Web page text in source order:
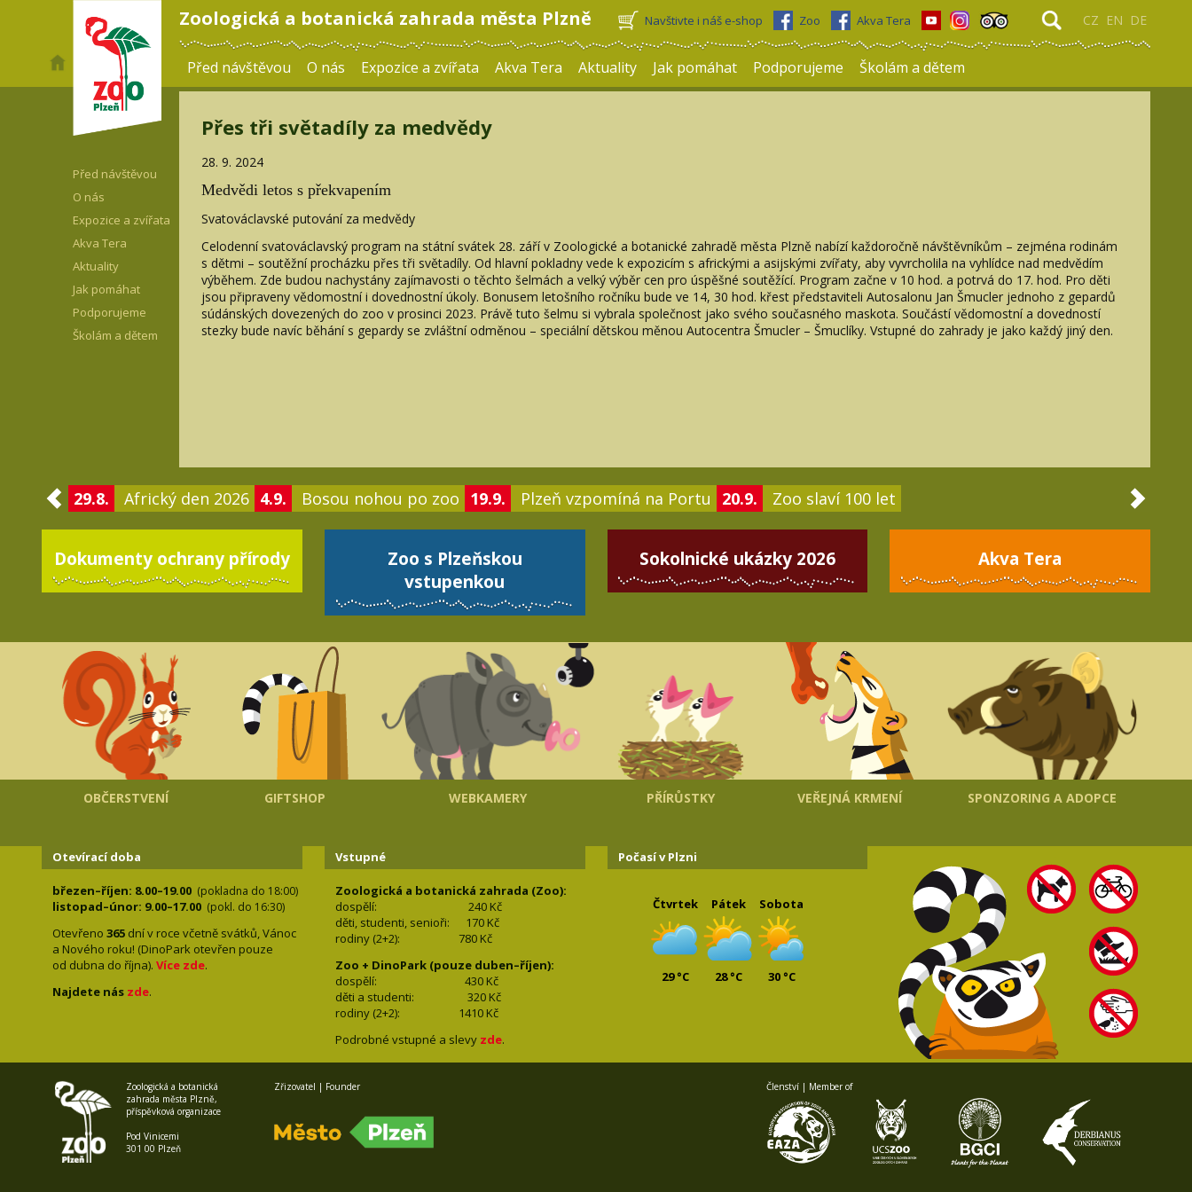
Zoologická a botanická zahrada města Plzně CZ EN DE
Navštivte i náš e-shop Zoo Akva Tera
Před návštěvou O nás Expozice a zvířata Akva Tera Aktuality Jak pomáhat Podporujeme Školám a dětem
Před návštěvou
O nás
Expozice a zvířata
Akva Tera
Aktuality
Jak pomáhat
Podporujeme
Školám a dětem
Přes tři světadíly za medvědy
28. 9. 2024
Medvědi letos s překvapením
Svatováclavské putování za medvědy
Celodenní svatováclavský program na státní svátek 28. září v Zoologické a botanické zahradě města Plzně nabízí každoročně návštěvníkům – zejména rodinám
s dětmi – soutěžní procházku přes tři světadíly. Od hlavní pokladny vede k expozicím s africkými a asijskými zvířaty, aby vyvrcholila na vyhlídce nad medvědím
výběhem. Zde budou nachystány zajímavosti o těchto šelmách a velký výběr cen pro úspěšné soutěžící. Program začne v 10 hod. a potrvá do 17. hod. Pro děti
jsou připraveny vědomostní i dovednostní úkoly. Bonusem letošního ročníku bude ve 14, 30 hod. křest představiteli Autosalonu Jan Šmucler jednoho z gepardů
súdánských dovezených do zoo v prosinci 2023. Právě tuto šelmu si vybrala společnost jako svého současného maskota. Součástí vědomostní a dovedností
stezky bude navíc běhání s gepardy se zvláštní odměnou – speciální dětskou měnou Autocentra Šmucler – Šmuclíky. Vstupné do zahrady je jako každý jiný den.
29.8. Africký den 2026 4.9. Bosou nohou po zoo 19.9. Plzeň vzpomíná na Portu 20.9. Zoo slaví 100 let
Dokumenty ochrany přírody
Zoo s Plzeňskou
vstupenkou
Sokolnické ukázky 2026 Akva Tera
OBČERSTVENÍ GIFTSHOP WEBKAMERY PŘÍRŮSTKY VEŘEJNÁ KRMENÍ SPONZORING A ADOPCE
Otevírací doba
březen–říjen: 8.00–19.00 (pokladna do 18:00)
listopad–únor: 9.00–17.00 (pokl. do 16:30)
Otevřeno 365 dní v roce včetně svátků, Vánoc
a Nového roku! (DinoPark otevřen pouze
od dubna do října). Více zde.
Najdete nás zde.
Vstupné
Zoologická a botanická zahrada (Zoo):
dospělí:
240 Kč
děti, studenti, senioři: 170Kč
rodiny (2+2): 780Kč
Zoo + DinoPark (pouze duben–říjen):
dospělí: 430Kč
děti a studenti: 320 Kč
rodiny (2+2): 1410 Kč
Podrobné vstupné a slevy zde.
Počasí v Plzni
Čtvrtek
29 °C
Pátek
28 °C
Sobota
30 °C
Zoologická a botanická
zahrada města Plzně,
příspěvková organizace
Pod Vinicemi
301 00 Plzeň
Zřizovatel | Founder Členství | Member of